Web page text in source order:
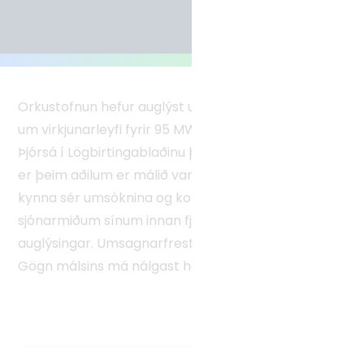
Alþjóðlegt samstarf
Orkustofnun hefur auglýst umsókn Landsvirkjunar
um virkjunarleyfi fyrir 95 MW Hvammsvirkjun í
Þjórsá í Lögbirtingablaðinu þann 17. maí 2024. Þar
er þeim aðilum er málið varðar gefið færi á að
kynna sér umsóknina og koma á framfæri
sjónarmiðum sínum innan fjögurra vikna frá birtingu
auglýsingar. Umsagnarfrestur er til 14. júní 2024.
Gögn málsins má nálgast hér að neðan.